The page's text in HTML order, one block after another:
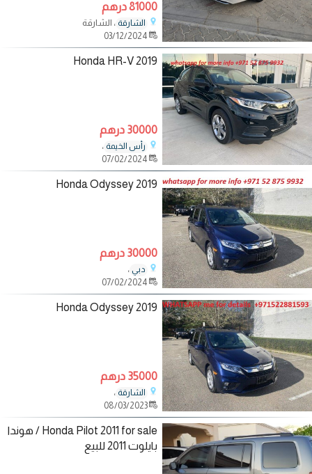
81000 درهم
الشارقة ، الشارقة
2019 Honda HR-V
30000 درهم
رأس الخيمة ،
2019 Honda Odyssey
30000 درهم
دبي ،
2019 Honda Odyssey
35000 درهم
الشارقة ،
08/03/2023
Honda Pilot 2011 for sale / هوندا
بايلوت 2011 للبيع